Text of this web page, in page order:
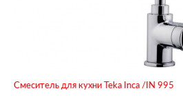
Смеситель для кухни Teka Inca /IN 995